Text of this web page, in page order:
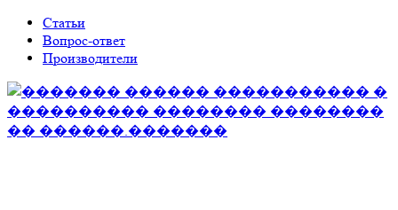
Статьи
Вопрос-ответ
Производители